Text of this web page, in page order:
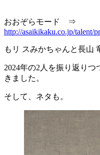
おおぞらモード ⇒
http://asaikikaku.co.jp/talent/
もリ スみかちゃんと長山
2024年の2人を振り返り
きました。
そして、ネタも。